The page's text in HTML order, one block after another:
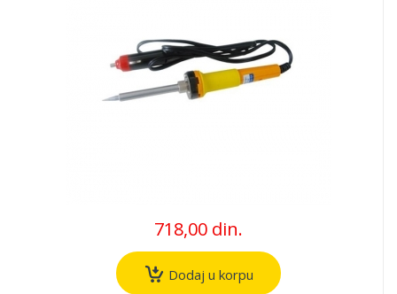
718,00 din.
Dodaj u korpu